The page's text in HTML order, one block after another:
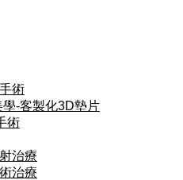
術
-客製化3D墊片
術
治療
治療